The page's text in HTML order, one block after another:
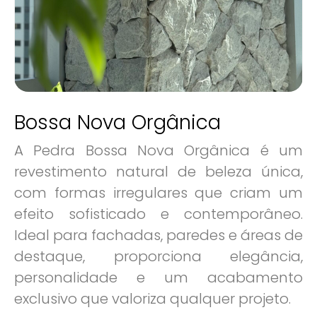
Bossa Nova Orgânica
A Pedra Bossa Nova Orgânica é um
revestimento natural de beleza única,
com formas irregulares que criam um
efeito sofisticado e contemporâneo.
Ideal para fachadas, paredes e áreas de
destaque, proporciona elegância,
personalidade e um acabamento
exclusivo que valoriza qualquer projeto.